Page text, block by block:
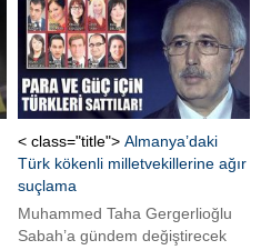
yaptığı açıklamada yeni yıldan
umutlu olduğunu dile getirdi.
< class="title"> Almanya’daki
Türk kökenli milletvekillerine ağır
suçlama
Muhammed Taha Gergerlioğlu
Sabah’a gündem değiştirecek